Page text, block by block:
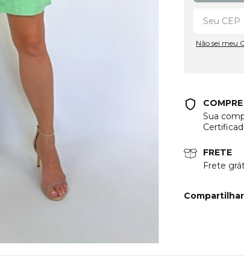
Não sei meu
Sua
FRETE
Frete
Compartilhar